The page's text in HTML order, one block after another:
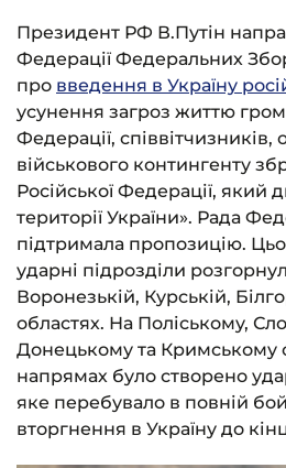
Президент РФ В.Путін
Федерації Федеральних
про введення в Україну
усунення загроз життю
Федерації, співвітчизників,
військового контингенту
Російської Федерації, який
території України». Рада
підтримала пропозицію.
ударні підрозділи
Воронезькій, Курській,
областях. На Поліському,
Донецькому та Кримському
напрямах було створено
яке перебувало в повній
вторгнення в Україну до